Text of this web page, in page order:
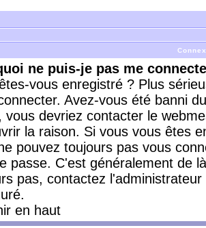
ne puis-je pas me
vous enregistré ? Plus
Avez-vous été banni
vous devriez contacter le
la raison. Si vous vous êtes
pouvez toujours pas vous
passe. C'est généralement de
pas, contactez
en haut